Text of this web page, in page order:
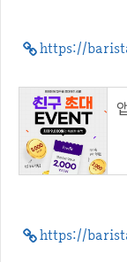
https://
https://